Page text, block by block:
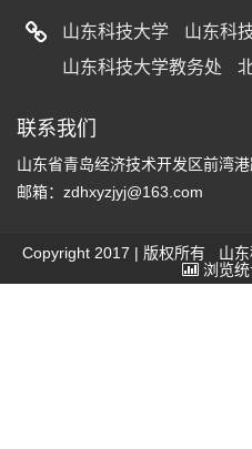
山东科技大学
山东科
山东科技大学教务处
联系我们
山东省青岛经济技术开发区前湾
邮箱：zdhxyzjyj@163.com
Copyright 2017 | 版权所有 山东
浏览统